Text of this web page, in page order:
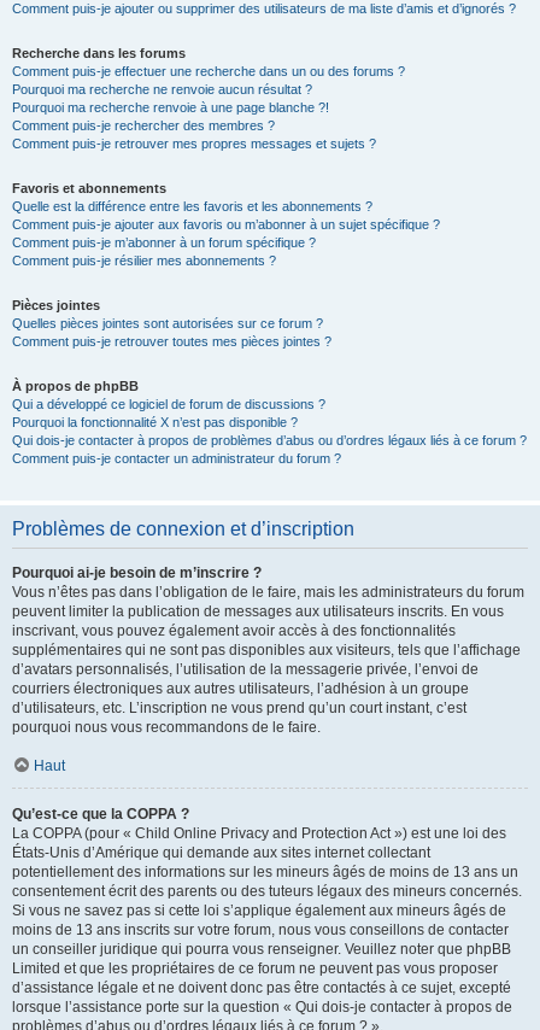
Comment puis-je ajouter ou supprimer des utilisateurs de ma liste d’amis et d’ignorés ?
Recherche dans les forums
Comment puis-je effectuer une recherche dans un ou des forums ?
Pourquoi ma recherche ne renvoie aucun résultat ?
Pourquoi ma recherche renvoie à une page blanche ?!
Comment puis-je rechercher des membres ?
Comment puis-je retrouver mes propres messages et sujets ?
Favoris et abonnements
Quelle est la différence entre les favoris et les abonnements ?
Comment puis-je ajouter aux favoris ou m’abonner à un sujet spécifique ?
Comment puis-je m’abonner à un forum spécifique ?
Comment puis-je résilier mes abonnements ?
Pièces jointes
Quelles pièces jointes sont autorisées sur ce forum ?
Comment puis-je retrouver toutes mes pièces jointes ?
À propos de phpBB
Qui a développé ce logiciel de forum de discussions ?
Pourquoi la fonctionnalité X n’est pas disponible ?
Qui dois-je contacter à propos de problèmes d’abus ou d’ordres légaux liés à ce forum ?
Comment puis-je contacter un administrateur du forum ?
Problèmes de connexion et d’inscription
Pourquoi ai-je besoin de m’inscrire ?
Vous n’êtes pas dans l’obligation de le faire, mais les administrateurs du forum
peuvent limiter la publication de messages aux utilisateurs inscrits. En vous
inscrivant, vous pouvez également avoir accès à des fonctionnalités
supplémentaires qui ne sont pas disponibles aux visiteurs, tels que l’affichage
d’avatars personnalisés, l’utilisation de la messagerie privée, l’envoi de
courriers électroniques aux autres utilisateurs, l’adhésion à un groupe
d’utilisateurs, etc. L’inscription ne vous prend qu’un court instant, c’est
pourquoi nous vous recommandons de le faire.
Haut
Qu’est-ce que la COPPA ?
La COPPA (pour « Child Online Privacy and Protection Act ») est une loi des
États-Unis d’Amérique qui demande aux sites internet collectant
potentiellement des informations sur les mineurs âgés de moins de 13 ans un
consentement écrit des parents ou des tuteurs légaux des mineurs concernés.
Si vous ne savez pas si cette loi s’applique également aux mineurs âgés de
moins de 13 ans inscrits sur votre forum, nous vous conseillons de contacter
un conseiller juridique qui pourra vous renseigner. Veuillez noter que phpBB
Limited et que les propriétaires de ce forum ne peuvent pas vous proposer
d’assistance légale et ne doivent donc pas être contactés à ce sujet, excepté
lorsque l’assistance porte sur la question « Qui dois-je contacter à propos de
problèmes d’abus ou d’ordres légaux liés à ce forum ? ».